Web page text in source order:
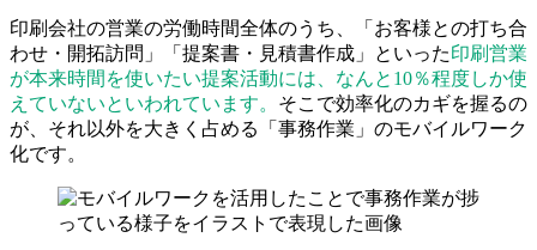
印刷会社の営業の労働時間全体のうち、「お客様との打ち合
わせ・開拓訪問」「提案書・見積書作成」といった印刷営業
が本来時間を使いたい提案活動には、なんと10％程度しか使
えていないといわれています。 そこで効率化のカギを握るの
が、それ以外を大きく占める「事務作業」のモバイルワーク
化です。